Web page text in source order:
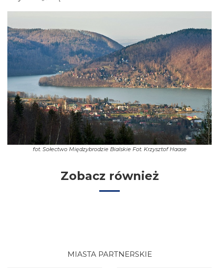
fot.Sołectwo Międzybrodzie Bialskie Fot. Krzysztof Haase
Zobacz również
MIASTA PARTNERSKIE